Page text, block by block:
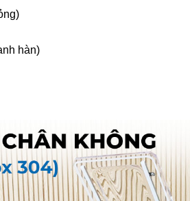
hàn)